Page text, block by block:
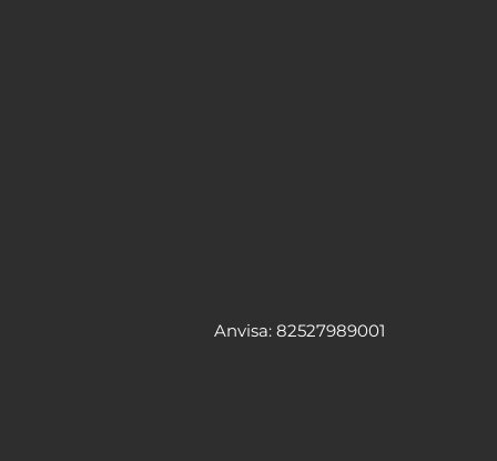
Anvisa: 82527989001